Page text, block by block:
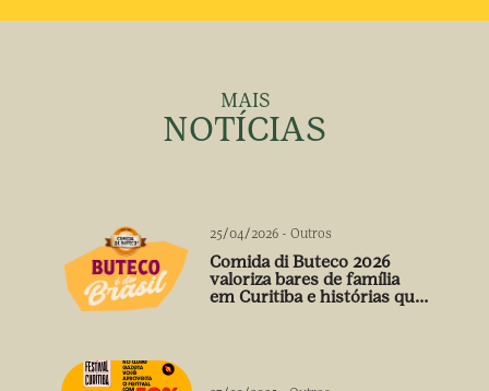
MAIS
NOTÍCIAS
25/04/2026 - Outros
Comida di Buteco 2026
valoriza bares de família
em Curitiba e histórias que